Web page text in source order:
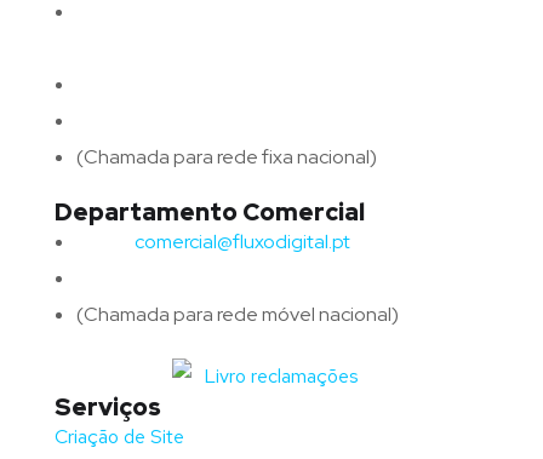
(Chamada para rede fixa nacional)
Departamento Comercial
comercial@fluxodigital.pt
(Chamada para rede móvel nacional)
Serviços
Criação de Site